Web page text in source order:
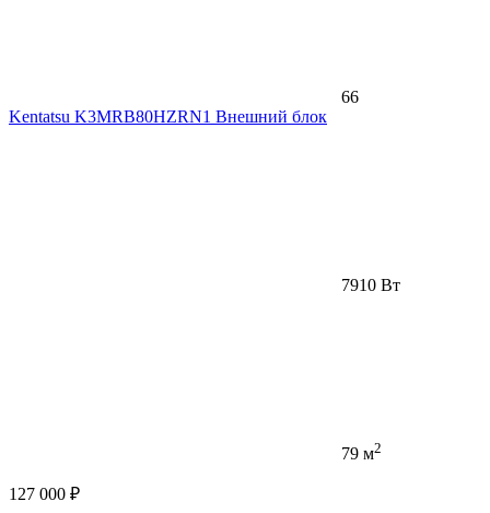
66
Kentatsu K3MRB80HZRN1 Внешний блок
7910 Вт
79 м2
127 000 ₽